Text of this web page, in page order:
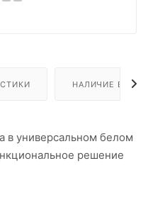
НАЛИЧИЕ В
универсальном белом
решение